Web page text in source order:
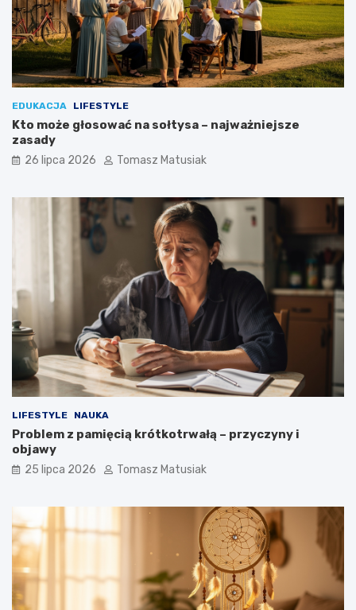
e
?
EDUKACJA LIFESTYLE
Kto może głosować na sołtysa – najważniejsze
zasady
26 lipca 2026 Tomasz Matusiak
LIFESTYLE NAUKA
Problem z pamięcią krótkotrwałą – przyczyny i
objawy
25 lipca 2026 Tomasz Matusiak